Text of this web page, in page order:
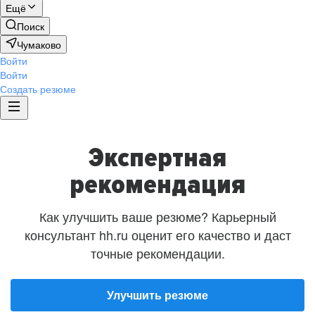
Ещё
Поиск
Чумаково
Войти
Войти
Создать резюме
Экспертная
рекомендация
Как улучшить ваше резюме? Карьерный
консультант hh.ru оценит его качество и даст
точные рекомендации.
Улучшить резюме